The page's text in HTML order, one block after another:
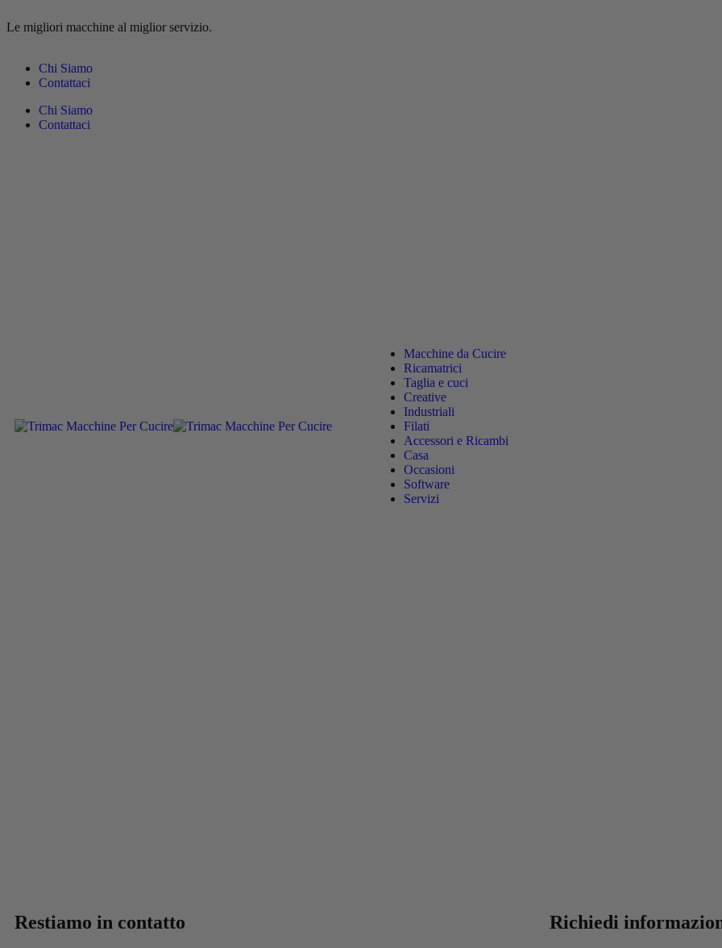
Le migliori macchine al miglior servizio.
Chi Siamo
Contattaci
Chi Siamo
Contattaci
Macchine da Cucire
Ricamatrici
Taglia e cuci
Creative
Industriali
Filati
Accessori e Ricambi
Casa
Occasioni
Software
Servizi
Restiamo in contatto Richiedi